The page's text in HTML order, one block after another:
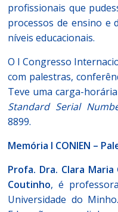
profissionais que
processos de ensino e
níveis educacionais.
O I Congresso
com palestras,
Teve uma carga-
Standard Serial
8899.
Memória I CONIEN –
Profa. Dra. Clara
Coutinho, é
Universidade do